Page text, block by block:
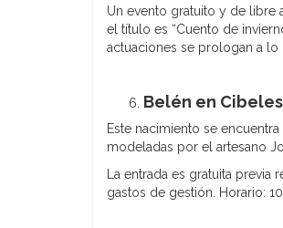
Un evento gratuito y de libre
el título es “Cuento de
actuaciones se prologan a lo
Belén en Cibeles
Este nacimiento se
modeladas por el artesano
La entrada es gratuita
gastos de gestión. Horario: